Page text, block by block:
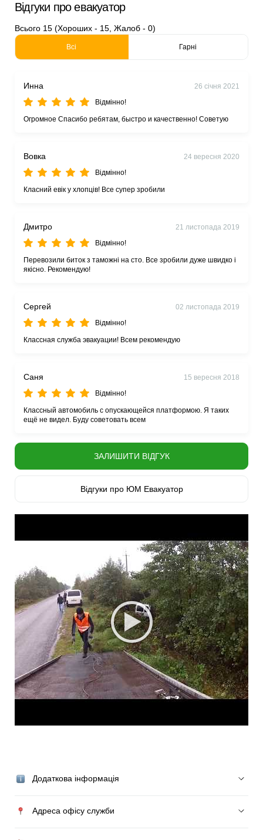
Відгуки про евакуатор
Всього 15 (Хороших - 15, Жалоб - 0)
Всі Гарні
Инна
26 січня 2021
Відмінно!
Огромное Спасибо ребятам, быстро и качественно! Советую
Вовка
24 вересня 2020
Відмінно!
Класний евік у хлопців! Все супер зробили
Дмитро
21 листопада 2019
Відмінно!
Перевозили биток з таможні на сто. Все зробили дуже швидко і
якісно. Рекомендую!
Сергей
02 листопада 2019
Відмінно!
Классная служба эвакуации! Всем рекомендую
Саня
15 вересня 2018
Відмінно!
Классный автомобиль с опускающейся платформою. Я таких
ещё не видел. Буду советовать всем
ЗАЛИШИТИ ВІДГУК
Відгуки про ЮМ Евакуатор
Додаткова інформація
Адреса офісу служби